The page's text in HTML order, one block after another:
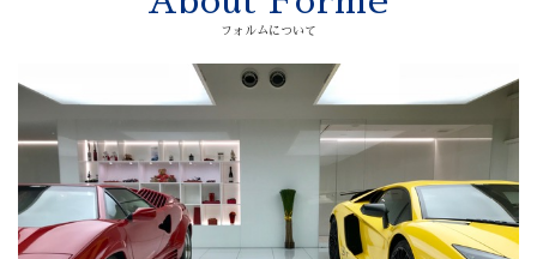
フォルムについて